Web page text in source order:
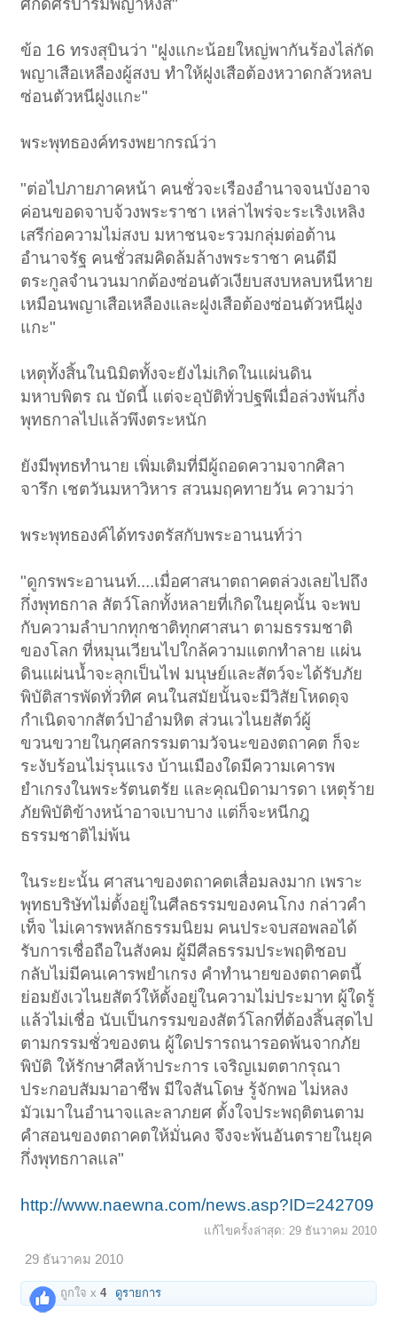
ศักดิ์ศรีบารมีพญาหงส์"
ข้อ 16 ทรงสุบินว่า "ฝูงแกะน้อยใหญ่พากันร้องไล่กัด
พญาเสือเหลืองผู้สงบ ทำให้ฝูงเสือต้องหวาดกลัวหลบ
ซ่อนตัวหนีฝูงแกะ"
พระพุทธองค์ทรงพยากรณ์ว่า
"ต่อไปภายภาคหน้า คนชั่วจะเรืองอำนาจจนบังอาจ
ค่อนขอดจาบจ้วงพระราชา เหล่าไพร่จะระเริงเหลิง
เสรีก่อความไม่สงบ มหาชนจะรวมกลุ่มต่อต้าน
อำนาจรัฐ คนชั่วสมคิดล้มล้างพระราชา คนดีมี
ตระกูลจำนวนมากต้องซ่อนตัวเงียบสงบหลบหนีหาย
เหมือนพญาเสือเหลืองและฝูงเสือต้องซ่อนตัวหนีฝูง
แกะ"
เหตุทั้งสิ้นในนิมิตทั้งจะยังไม่เกิดในแผ่นดิน
มหาบพิตร ณ บัดนี้ แต่จะอุบัติทั่วปฐพีเมื่อล่วงพ้นกึ่ง
พุทธกาลไปแล้วพึงตระหนัก
ยังมีพุทธทำนาย เพิ่มเติมที่มีผู้ถอดความจากศิลา
จารึก เชตวันมหาวิหาร สวนมฤคทายวัน ความว่า
พระพุทธองค์ได้ทรงตรัสกับพระอานนท์ว่า
"ดูกรพระอานนท์....เมื่อศาสนาตถาคตล่วงเลยไปถึง
กึ่งพุทธกาล สัตว์โลกทั้งหลายที่เกิดในยุคนั้น จะพบ
กับความลำบากทุกชาติทุกศาสนา ตามธรรมชาติ
ของโลก ที่หมุนเวียนไปใกล้ความแตกทำลาย แผ่น
ดินแผ่นน้ำจะลุกเป็นไฟ มนุษย์และสัตว์จะได้รับภัย
พิบัติสารพัดทั่วทิศ คนในสมัยนั้นจะมีวิสัยโหดดุจ
กำเนิดจากสัตว์ป่าอำมหิต ส่วนเวไนยสัตว์ผู้
ขวนขวายในกุศลกรรมตามวัจนะของตถาคต ก็จะ
ระงับร้อนไม่รุนแรง บ้านเมืองใดมีความเคารพ
ยำเกรงในพระรัตนตรัย และคุณบิดามารดา เหตุร้าย
ภัยพิบัติข้างหน้าอาจเบาบาง แต่ก็จะหนีกฎ
ธรรมชาติไม่พ้น
ในระยะนั้น ศาสนาของตถาคตเสื่อมลงมาก เพราะ
พุทธบริษัทไม่ตั้งอยู่ในศีลธรรมของคนโกง กล่าวคำ
เท็จ ไม่เคารพหลักธรรมนิยม คนประจบสอพลอได้
รับการเชื่อถือในสังคม ผู้มีศีลธรรมประพฤติชอบ
กลับไม่มีคนเคารพยำเกรง คำทำนายของตถาคตนี้
ย่อมยังเวไนยสัตว์ให้ตั้งอยู่ในความไม่ประมาท ผู้ใดรู้
แล้วไม่เชื่อ นับเป็นกรรมของสัตว์โลกที่ต้องสิ้นสุดไป
ตามกรรมชั่วของตน ผู้ใดปรารถนารอดพ้นจากภัย
พิบัติ ให้รักษาศีลห้าประการ เจริญเมตตากรุณา
ประกอบสัมมาอาชีพ มีใจสันโดษ รู้จักพอ ไม่หลง
มัวเมาในอำนาจและลาภยศ ตั้งใจประพฤติตนตาม
คำสอนของตถาคตให้มั่นคง จึงจะพ้นอันตรายในยุค
กึ่งพุทธกาลแล"
http://www.naewna.com/news.asp?ID=242709
แก้ไขครั้งล่าสุด: 29 ธันวาคม 2010
29 ธันวาคม 2010
ถูกใจ x4 ดูรายการ